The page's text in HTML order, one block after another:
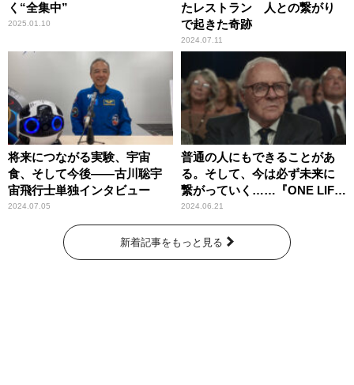
く“全集中”
2025.01.10
たレストラン 人との繋がり
で起きた奇跡
2024.07.11
将来につながる実験、宇宙
食、そして今後――古川聡宇
宙飛行士単独インタビュー
2024.07.05
普通の人にもできることがあ
る。そして、今は必ず未来に
繋がっていく……『ONE LIFE
奇跡が繋いだ6000の命』
2024.06.21
新着記事をもっと見る